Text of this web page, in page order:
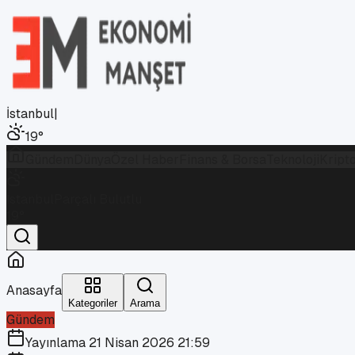
İstanbul|
19°
Anasayfa
Kategoriler Arama
Gündem
Yayınlama 21 Nisan 2026 21:59